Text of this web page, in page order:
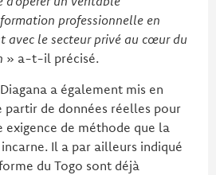
professionnelle en
avec le secteur privé au cœur du
» a-t-il précisé.
a également mis en
partir de données réelles pour
exigence de méthode que la
Il a par ailleurs indiqué
du Togo sont déjà